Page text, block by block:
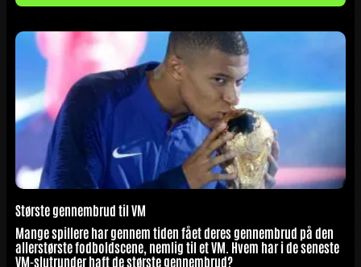
Største gennembrud til VM
Mange spillere har gennem tiden fået deres gennembrud på den
allerstørste fodboldscene, nemlig til et VM. Hvem har i de seneste
VM-slutrunder haft de største gennembrud?